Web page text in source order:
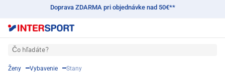
Doprava ZDARMA pri objednávke nad 50€**
Čo hľadáte?
Ženy Vybavenie Stany